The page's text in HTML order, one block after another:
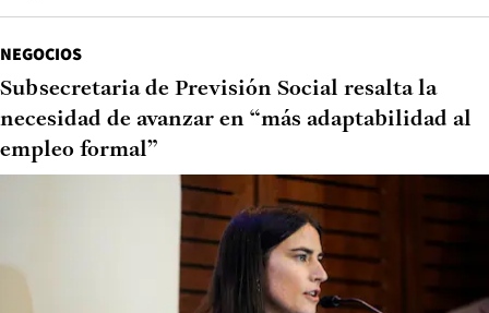
NEGOCIOS
Subsecretaria de Previsión Social resalta la
necesidad de avanzar en “más adaptabilidad al
empleo formal”